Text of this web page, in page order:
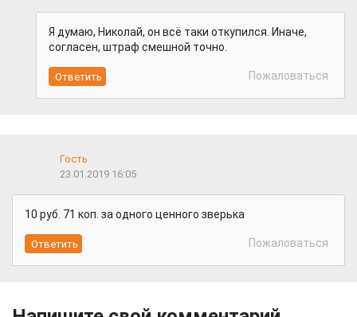
Я думаю, Николай, он всё таки откупился. Иначе,
согласен, штраф смешной точно.
Пожаловаться
Гость
23.01.2019 16:05
10 руб. 71 коп. за одного ценного зверька
Пожаловаться